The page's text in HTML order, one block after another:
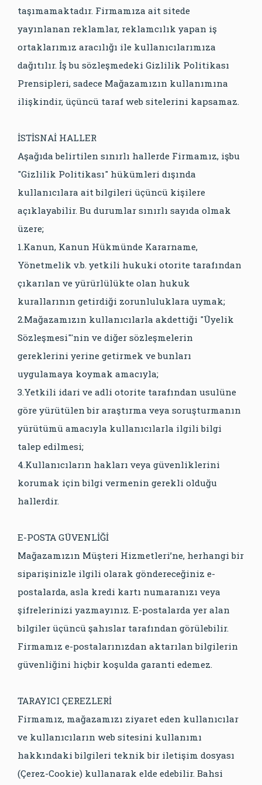
taşımamaktadır. Firmamıza ait sitede
yayınlanan reklamlar, reklamcılık yapan iş
ortaklarımız aracılığı ile kullanıcılarımıza
dağıtılır. İş bu sözleşmedeki Gizlilik Politikası
Prensipleri, sadece Mağazamızın kullanımına
ilişkindir, üçüncü taraf web sitelerini kapsamaz.
İSTİSNAİ HALLER
Aşağıda belirtilen sınırlı hallerde Firmamız, işbu
"Gizlilik Politikası" hükümleri dışında
kullanıcılara ait bilgileri üçüncü kişilere
açıklayabilir. Bu durumlar sınırlı sayıda olmak
üzere;
1.Kanun, Kanun Hükmünde Kararname,
Yönetmelik v.b. yetkili hukuki otorite tarafından
çıkarılan ve yürürlülükte olan hukuk
kurallarının getirdiği zorunluluklara uymak;
2.Mağazamızın kullanıcılarla akdettiği "Üyelik
Sözleşmesi"'nin ve diğer sözleşmelerin
gereklerini yerine getirmek ve bunları
uygulamaya koymak amacıyla;
3.Yetkili idari ve adli otorite tarafından usulüne
göre yürütülen bir araştırma veya soruşturmanın
yürütümü amacıyla kullanıcılarla ilgili bilgi
talep edilmesi;
4.Kullanıcıların hakları veya güvenliklerini
korumak için bilgi vermenin gerekli olduğu
hallerdir.
E-POSTA GÜVENLİĞİ
Mağazamızın Müşteri Hizmetleri’ne, herhangi bir
siparişinizle ilgili olarak göndereceğiniz e-
postalarda, asla kredi kartı numaranızı veya
şifrelerinizi yazmayınız. E-postalarda yer alan
bilgiler üçüncü şahıslar tarafından görülebilir.
Firmamız e-postalarınızdan aktarılan bilgilerin
güvenliğini hiçbir koşulda garanti edemez.
TARAYICI ÇEREZLERİ
Firmamız, mağazamızı ziyaret eden kullanıcılar
ve kullanıcıların web sitesini kullanımı
hakkındaki bilgileri teknik bir iletişim dosyası
(Çerez-Cookie) kullanarak elde edebilir. Bahsi